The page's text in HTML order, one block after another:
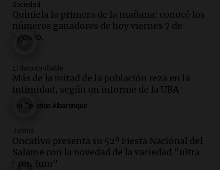
Episodios
Audio.Kicillof critica represión en
marcha y otras noticias nacionales de
este miércoles
Episodios
Audio.Donald Trump acusa a México de
perjudicar a Estados Unidos en medio de
tensiones y críticas
Audio.Oncativo presenta su 52ª Fiesta
Nacional del Salame con la novedad de la
variedad “ultra premium”
Sociedad
Quiniela la primera de la mañana: conocé los
números ganadores de hoy viernes 7 de
agosto.
El dato confiable
Más de la mitad de la población reza en la
intimidad, según un informe de la UBA
Federico Albarenque
Juntos
Oncativo presenta su 52ª Fiesta Nacional del
Salame con la novedad de la variedad "ultra
premium"